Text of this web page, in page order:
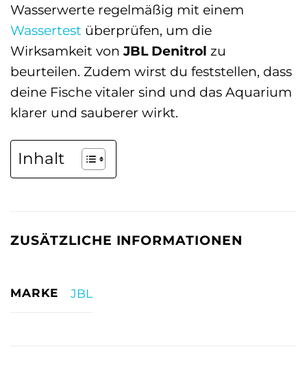
Wasserwerte regelmäßig mit einem
Wassertest überprüfen, um die
Wirksamkeit vonJBL Denitrol zu
beurteilen. Zudem wirst du feststellen, dass
deine Fische vitaler sind und das Aquarium
klarer und sauberer wirkt.
Inhalt
ZUSÄTZLICHE INFORMATIONEN
MARKE JBL